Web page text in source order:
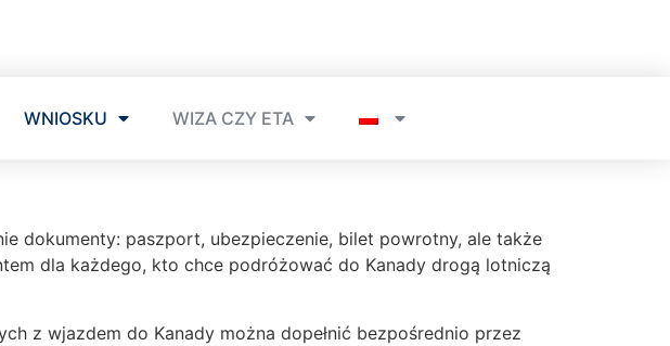
WNIOSKU WIZA CZY ETA
dokumenty: paszport, ubezpieczenie, bilet powrotny, ale także
dla każdego, kto chce podróżować do Kanady drogą lotniczą
z wjazdem do Kanady można dopełnić bezpośrednio przez